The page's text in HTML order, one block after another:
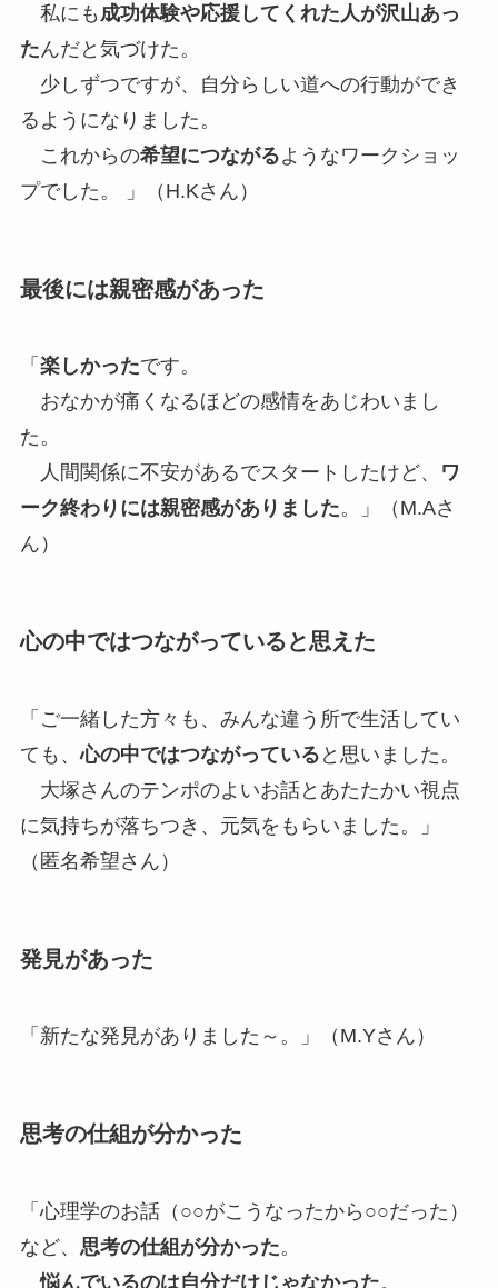
私にも 成功体験や応援してくれた人が沢山あっ
たんだと気づけた。
少しずつですが、自分らしい道への行動ができ
るようになりました。
これからの希望につながるようなワークショッ
プでした。 」（H.Kさん）
最後には親密感があった
「 楽しかったです。
おなかが痛くなるほどの感情をあじわいまし
た。
人間関係に不安があるでスタートしたけど、
ワ
ーク終わりには親密感がありました。」（M.Aさ
ん）
心の中ではつながっていると思えた
「ご一緒した方々も、みんな違う所で生活してい
ても、心の中ではつながっている と思いました。
大塚さんのテンポのよいお話とあたたかい視点
に気持ちが落ちつき、元気をもらいました。」
（匿名希望さん）
発見があった
「新たな発見がありました～。」（M.Yさん）
思考の仕組が分かった
「心理学のお話（○○がこうなったから○○だった）
など、 思考の仕組が分かった。
悩んでいるのは自分だけじゃなかった。